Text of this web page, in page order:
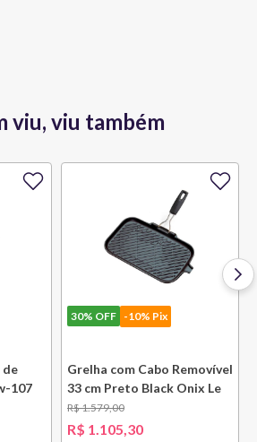
viu, viu também
de
107
30% OFF -10% Pix
Grelha com Cabo Removível
33 cm Preto Black Onix Le
Creuset
R$1.579,00
R$ 1.105,30